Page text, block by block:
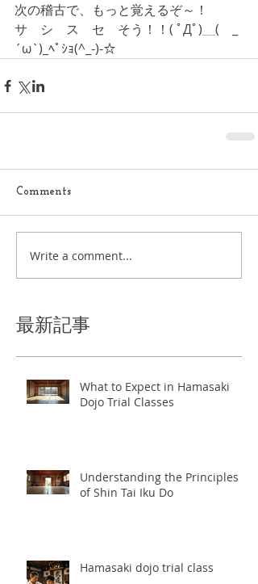
次の稽古で、もっと覚えるぞ～！
サ　シ　ス　セ　そう！！( ﾟДﾟ)＿(　_
´ω`)_ﾍﾟｼｮ(^_-)-☆
Comments
Write a comment...
最新記事
What to Expect in Hamasaki
Dojo Trial Classes
Understanding the Principles
of Shin Tai Iku Do
Hamasaki dojo trial class